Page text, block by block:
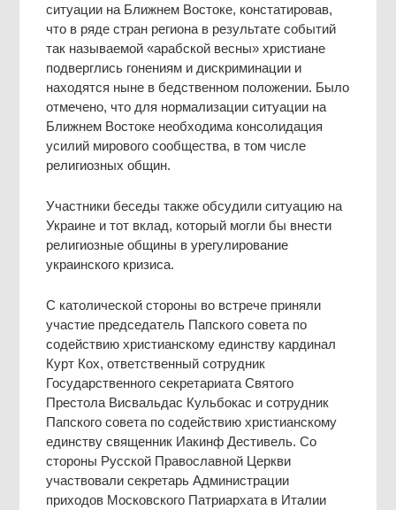
ситуации на Ближнем Востоке, констатировав,
что в ряде стран региона в результате событий
так называемой «арабской весны» христиане
подверглись гонениям и дискриминации и
находятся ныне в бедственном положении. Было
отмечено, что для нормализации ситуации на
Ближнем Востоке необходима консолидация
усилий мирового сообщества, в том числе
религиозных общин.
Участники беседы также обсудили ситуацию на
Украине и тот вклад, который могли бы внести
религиозные общины в урегулирование
украинского кризиса.
С католической стороны во встрече приняли
участие председатель Папского совета по
содействию христианскому единству кардинал
Курт Кох, ответственный сотрудник
Государственного секретариата Святого
Престола Висвальдас Кульбокас и сотрудник
Папского совета по содействию христианскому
единству священник Иакинф Дестивель. Со
стороны Русской Православной Церкви
участвовали секретарь Администрации
приходов Московского Патриархата в Италии